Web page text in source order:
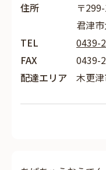
住所
〒
君津
TEL
0439-
FAX
0439-
配達エリア
木更